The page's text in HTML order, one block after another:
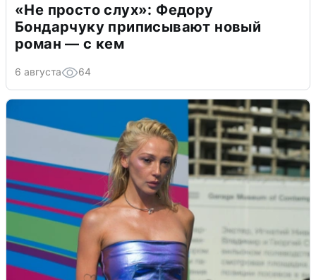
«Не просто слух»: Федору
Бондарчуку приписывают новый
роман — с кем
6 августа 64